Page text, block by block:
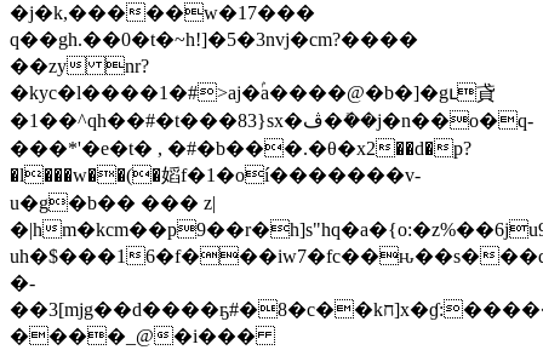
�j�k,�����w�17���
q��gh.��0�t�~h!]�5�3nvj�cm?����
��zy nr?
�kyc�l����1�#>aj�ۢa����@�b�]�gւ貣
�1��^qh��#�t���83}sx�ڤ�ܺ��j�n��o�q-
���*'�e�t� , �#�b���.�θ�x2��d�p?
�l���w��(�嫍f�1�oí�������v-
u�g�b�� ��� z|
�|h
uh�$���16�f���iw7�fc��ԋ��s�
�-
��3[mjg��d����ҕ#�8�c��kח]x�ɠ:�����f��8��_`-
����_@�i���